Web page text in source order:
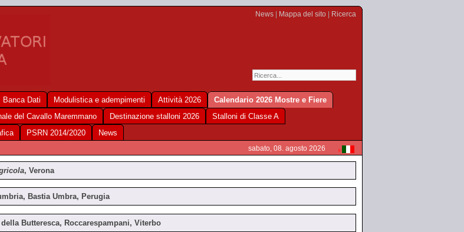
News Mappa del sito Ricerca
Banca Dati Modulistica e adempimenti Attività 2026
Calendario 2026 Mostre e Fiere
del Cavallo Maremmano Destinazione stalloni 2026
Stalloni di Classe A
PSRN 2014/2020 News
sabato, 08. agosto 2026
, Verona
Bastia Umbra, Perugia
della Butteresca, Roccarespampani, Viterbo